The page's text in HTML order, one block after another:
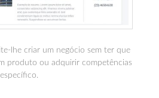
lhe criar um negócio sem ter que
produto ou adquirir competências